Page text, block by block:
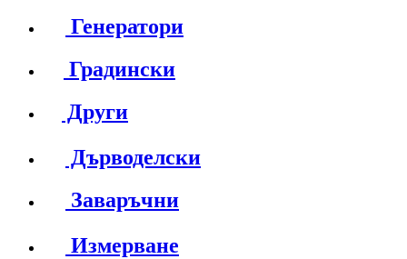
Генератори
Градински
Други
Дърводелски
Заваръчни
Измерване